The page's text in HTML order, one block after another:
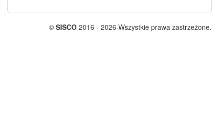
© SISCO 2016 - 2026 Wszystkie prawa zastrzeżone.